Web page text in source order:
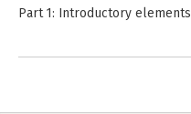
Part 1: Introductory elements